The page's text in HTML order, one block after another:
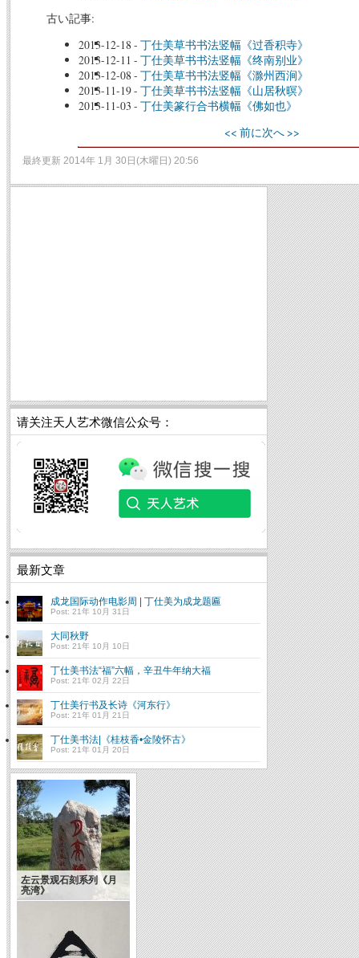
古い記事:
2013-12-18 - 丁仕美草书书法竖幅《过香积寺》
2013-12-11 - 丁仕美草书书法竖幅《终南别业》
2013-12-08 - 丁仕美草书书法竖幅《滁州西涧》
2013-11-19- 丁仕美草书书法竖幅《山居秋暝》
2013-11-03 - 丁仕美篆行合书横幅《佛如也》
<< 前に次へ >>
最終更新 2014年 1月 30日(木曜日) 20:56
请关注天人艺术微信公众号：
最新文章
成龙国际动作电影周 | 丁仕美为成龙题匾
Post: 21年 10月 31日
大同秋野
Post: 21年 10月 10日
丁仕美书法“福”六幅，辛丑牛年纳大福
Post: 21年 02月 22日
丁仕美行书及长诗《河东行》
Post: 21年 01月 21日
丁仕美书法|《桂枝香•金陵怀古》
Post: 21年 01月 20日
左云景观石刻系列《月
亮湾》